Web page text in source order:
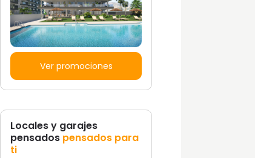
Ver promociones
Locales y garajes
pensados pensados para
ti